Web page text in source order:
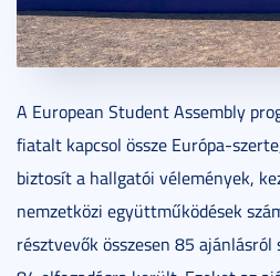
A European Student Assembly
fiatalt kapcsol össze Európa-
biztosít a hallgatói vélemények,
nemzetközi együttműködések
résztvevők összesen 85